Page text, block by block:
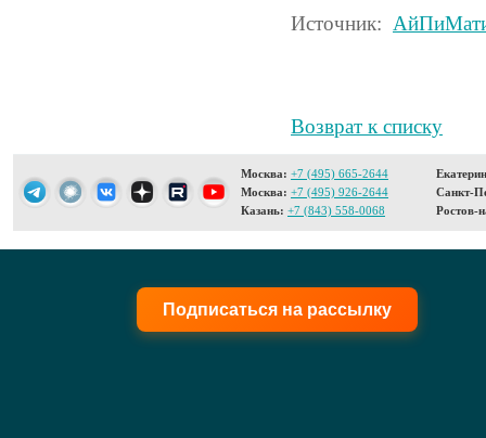
Источник:
Возврат к списку
Москва: +7 (495) 665-2644
Москва: +7 (495) 926-2644
Казань: +7 (843) 558-0068
Санкт-
Ростов-
Подписаться на рассылку